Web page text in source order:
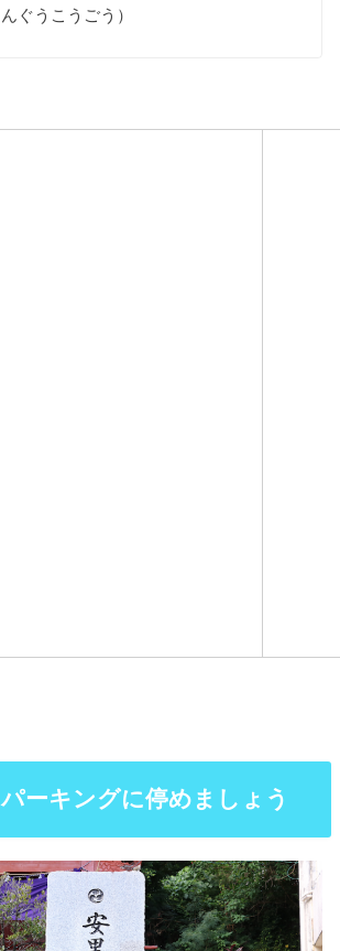
ぐうこうごう）
ーキングに停めましょう